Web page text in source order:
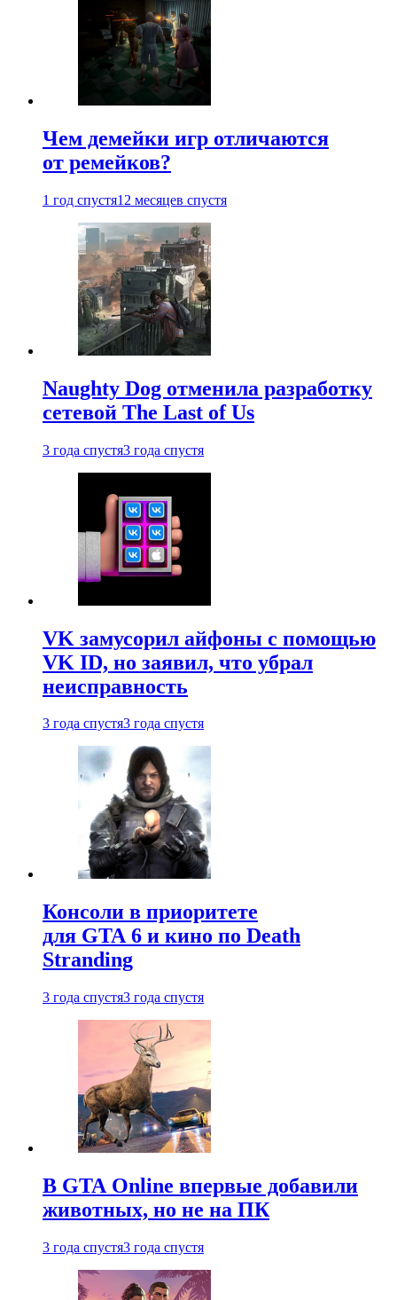
Чем демейки игр отличаются
от ремейков?
1 год спустя12 месяцев спустя
Naughty Dog отменила разработку
сетевой The Last of Us
3 года спустя3 года спустя
VK замусорил айфоны с помощью
VK ID, но заявил, что убрал
неисправность
3 года спустя3 года спустя
Консоли в приоритете
для GTA 6 и кино по Death
Stranding
3 года спустя3 года спустя
В GTA Online впервые добавили
животных, но не на ПК
3 года спустя3 года спустя